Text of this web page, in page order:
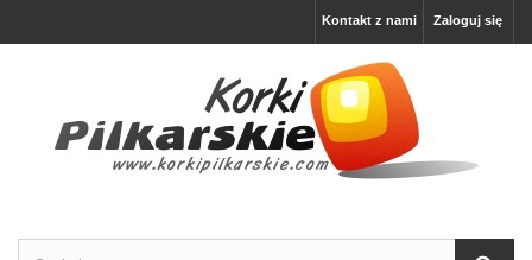
Zaloguj się
Kontakt z nami